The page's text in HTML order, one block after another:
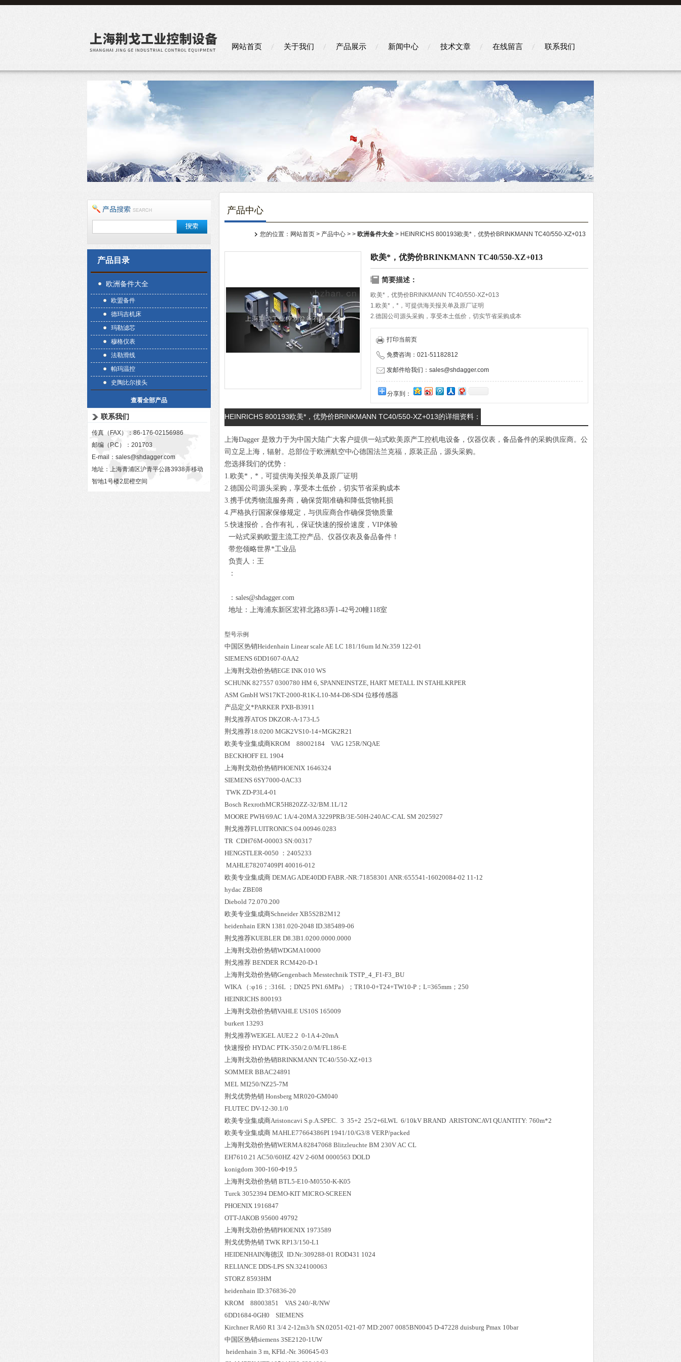
网站首页 关于我们 产品展示 新闻中心 技术文章 在线留言 联系我们
产品目录
欧洲备件大全
欧盟备件
德玛吉机床
玛勒滤芯
穆格仪表
法勒滑线
帕玛温控
史陶比尔接头
查看全部产品
联系我们
传真（FAX）：86-176-02156986
邮编（P.C）：201703
E-mail： sales@shdagger.com
地址：上海青浦区沪青平公路3938弄移动
智地1号楼2层橙空间
产品中心
您的位置： 网站首页 > 产品中心 > > 欧洲备件大全 > HEINRICHS 800193欧美*，优势价BRINKMANN TC40/550-XZ+013
欧美*，优势价BRINKMANN TC40/550-XZ+013
简要描述：
欧美*，优势价BRINKMANN TC40/550-XZ+013
1.欧美*，*，可提供海关报关单及原厂证明
2.德国公司源头采购，享受本土低价，切实节省采购成本
3.携手优秀物流服务商，确保货期准确和降低货物耗损
4.严格执行国家保修规定，与供应商合作确保货物质量
3079080 LEDI
打印当前页
免费咨询：021-51182812
发邮件给我们：sales@shdagger.com
分享到：
HEINRICHS 800193欧美*，优势价BRINKMANN TC40/550-XZ+013的详细资料：
上海Dagger 是致力于为中国大陆广大客户提供一站式欧美原产工控机电设备，仪器仪表，备品备件的采购供应商。公
司立足上海，辐射。总部位于欧洲航空中心德国法兰克福，原装正品，源头采购。
您选择我们的优势：
1.欧美*，*，可提供海关报关单及原厂证明
2.德国公司源头采购，享受本土低价，切实节省采购成本
3.携手优秀物流服务商，确保货期准确和降低货物耗损
4.严格执行国家保修规定，与供应商合作确保货物质量
5.快速报价，合作有礼，保证快速的报价速度，VIP体验
一站式采购欧盟主流工控产品、仪器仪表及备品备件！
带您领略世界*工业品
负责人：王
：
：sales@shdagger.com
地址：上海浦东新区宏祥北路83弄1-42号20幢118室
型号示例
中国区热销Heidenhain Linear scale AE LC 181/16um Id.Nr.359 122-01
SIEMENS 6DD1607-0AA2
上海荆戈劲价热销EGE INK 010 WS
SCHUNK 827557 0300780 HM 6, SPANNEINSTZE, HART METALL IN STAHLKRPER
ASM GmbH WS17KT-2000-R1K-L10-M4-D8-SD4 位移传感器
产品定义*PARKER PXB-B3911
荆戈推荐ATOS DKZOR-A-173-L5
荆戈推荐18.0200 MGK2VS10-14+MGK2R21
欧美专业集成商KROM 88002184 VAG 125R/NQAE
BECKHOFF EL 1904
上海荆戈劲价热销PHOENIX 1646324
SIEMENS 6SY7000-0AC33
TWK ZD-P3L4-01
Bosch RexrothMCR5H820ZZ-32/BM.1L/12
MOORE PWH/69AC 1A/4-20MA 3229PRB/3E-50H-240AC-CAL SM 2025927
荆戈推荐FLUITRONICS 04.00946.0283
TR CDH76M-00003 SN:00317
HENGSTLER-0050 ：2405233
MAHLE78207409PI 40016-012
欧美专业集成商 DEMAG ADE40DD FABR.-NR:71858301 ANR:655541-16020084-02 11-12
hydac ZBE08
Diebold 72.070.200
欧美专业集成商Schneider XB5S2B2M12
heidenhain ERN 1381.020-2048 ID.385489-06
荆戈推荐KUEBLER D8.3B1.0200.0000.0000
上海荆戈劲价热销WDGMA10000
荆戈推荐 BENDER RCM420-D-1
上海荆戈劲价热销Gengenbach Messtechnik TSTP_4_F1-F3_BU
WIKA （:φ16；:316L ；DN25 PN1.6MPa）；TR10-0+T24+TW10-P；L=365mm；250
HEINRICHS 800193
上海荆戈劲价热销VAHLE US10S 165009
burkert 13293
荆戈推荐WEIGEL AUE2.2 0-1A 4-20mA
快速报价 HYDAC PTK-350/2.0/M/FL186-E
上海荆戈劲价热销BRINKMANN TC40/550-XZ+013
SOMMER BBAC24891
MEL MI250/NZ25-7M
荆戈优势热销 Honsberg MR020-GM040
FLUTEC DV-12-30.1/0
欧美专业集成商Aristoncavi S.p.A.SPEC. 3 35+2 25/2+6LWL 6/10kV BRAND ARISTONCAVI QUANTITY: 760m*2
欧美专业集成商 MAHLE77664386PI 1941/10/G3/8 VERP/packed
上海荆戈劲价热销WERMA 82847068 Blitzleuchte BM 230V AC CL
EH7610.21 AC50/60HZ 42V 2-60M 0000563 DOLD
konigdorn 300-160-Φ19.5
上海荆戈劲价热销 BTL5-E10-M0550-K-K05
Turck 3052394 DEMO-KIT MICRO-SCREEN
PHOENIX 1916847
OTT-JAKOB 95600 49792
上海荆戈劲价热销PHOENIX 1973589
荆戈优势热销 TWK RP13/150-L1
HEIDENHAIN海德汉 ID.Nr:309288-01 ROD431 1024
RELIANCE DDS-LPS SN.324100063
STORZ 8593HM
heidenhain ID:376836-20
KROM 88003851 VAS 240/-R/NW
6DD1684-0GH0 SIEMENS
Kirchner RA60 R1 3/4 2-12m3/h SN.02051-021-07 MD:2007 0085BN0045 D-47228 duisburg Pmax 10bar
中国区热销siemens 3SE2120-1UW
heidenhain 3 m, KFId.-Nr. 360645-03